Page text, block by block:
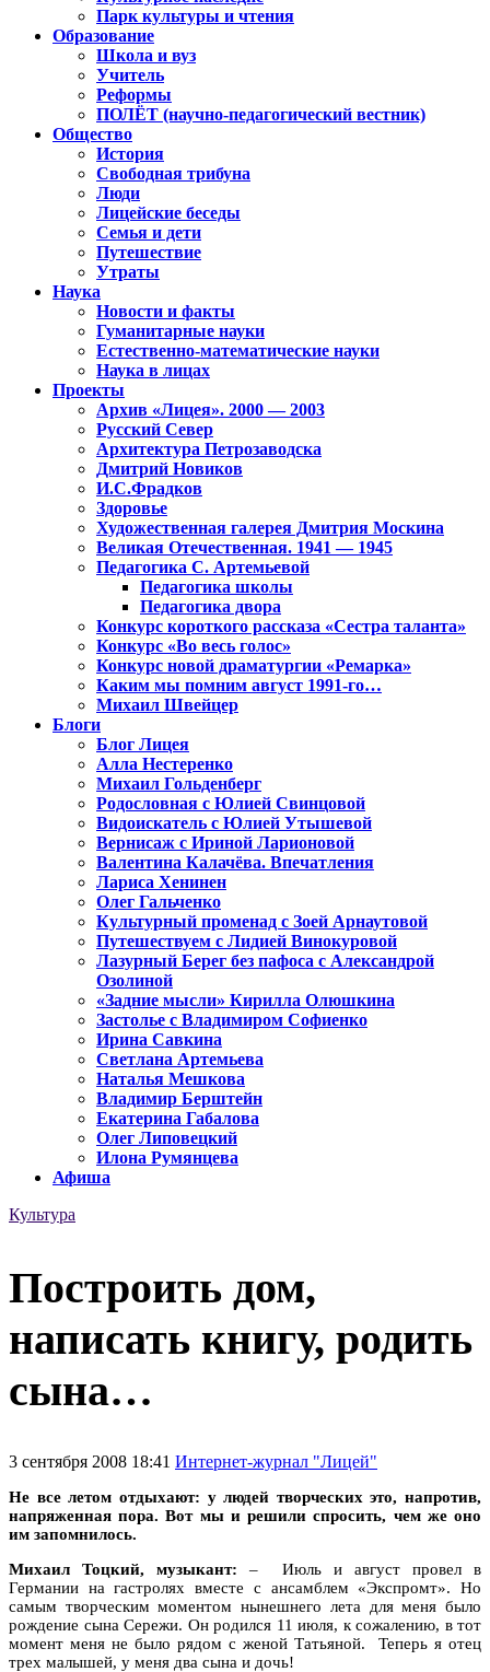
Парк культуры и чтения
Образование
Школа и вуз
Учитель
Реформы
ПОЛЁТ (научно-педагогический вестник)
Общество
История
Свободная трибуна
Люди
Лицейские беседы
Семья и дети
Путешествие
Утраты
Наука
Новости и факты
Гуманитарные науки
Естественно-математические науки
Наука в лицах
Проекты
Архив «Лицея». 2000 — 2003
Русский Север
Архитектура Петрозаводска
Дмитрий Новиков
И.С.Фрадков
Здоровье
Художественная галерея Дмитрия Москина
Великая Отечественная. 1941 — 1945
Педагогика С. Артемьевой
Педагогика школы
Педагогика двора
Конкурс короткого рассказа «Сестра таланта»
Конкурс «Во весь голос»
Конкурс новой драматургии «Ремарка»
Каким мы помним август 1991-го…
Михаил Швейцер
Блоги
Блог Лицея
Алла Нестеренко
Михаил Гольденберг
Родословная с Юлией Свинцовой
Видоискатель с Юлией Утышевой
Вернисаж с Ириной Ларионовой
Валентина Калачёва. Впечатления
Лариса Хенинен
Олег Гальченко
Культурный променад с Зоей Арнаутовой
Путешествуем с Лидией Винокуровой
Лазурный Берег без пафоса с Александрой
Озолиной
«Задние мысли» Кирилла Олюшкина
Застолье с Владимиром Софиенко
Ирина Савкина
Светлана Артемьева
Наталья Мешкова
Владимир Берштейн
Екатерина Габалова
Олег Липовецкий
Илона Румянцева
Афиша
Культура
Построить дом,
написать книгу, родить
сына…
3 сентября 2008 18:41 Интернет-журнал "Лицей"
Не все летом отдыхают: у людей творческих это, напротив,
напряженная пора. Вот мы и решили спросить, чем же оно
им запомнилось.
Михаил Тоцкий, музыкант: – Июль и август провел в
Германии на гастролях вместе с ансамблем «Экспромт». Но
самым творческим моментом нынешнего лета для меня было
рождение сына Сережи. Он родился 11 июля, к сожалению, в тот
момент меня не было рядом с женой Татьяной. Теперь я отец
трех малышей, у меня два сына и дочь!